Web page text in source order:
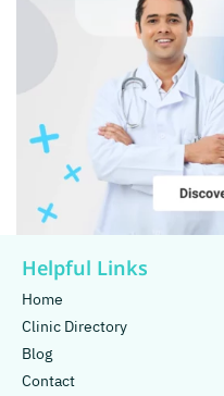
Helpful Links
Home
Clinic Directory
Blog
Contact